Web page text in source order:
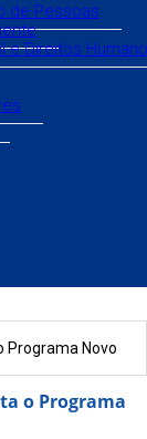
de Pessoas
e Direitos
Programa Novo
o Programa